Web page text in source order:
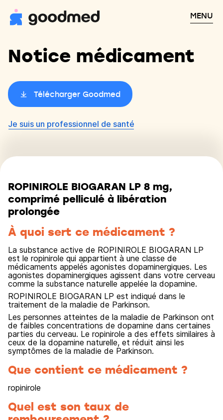
MENU
Notice médicament
Télécharger Goodmed
Je suis un professionnel de santé
ROPINIROLE BIOGARAN LP 8 mg,
comprimé pelliculé à libération
prolongée
À quoi sert ce médicament ?
La substance active de ROPINIROLE BIOGARAN LP
est le ropinirole qui appartient à une classe de
médicaments appelés agonistes dopaminergiques. Les
agonistes dopaminergiques agissent dans votre cerveau
comme la substance naturelle appelée la dopamine.
ROPINIROLE BIOGARAN LP est indiqué dans le
traitement de la maladie de Parkinson.
Les personnes atteintes de la maladie de Parkinson ont
de faibles concentrations de dopamine dans certaines
parties du cerveau. Le ropinirole a des effets similaires à
ceux de la dopamine naturelle, et réduit ainsi les
symptômes de la maladie de Parkinson.
Que contient ce médicament ?
ropinirole
Quel est son taux de